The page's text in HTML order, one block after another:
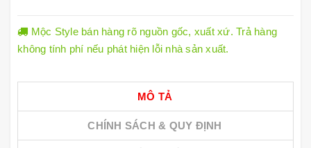
Mộc Style bán hàng rõ nguồn gốc, xuất xứ. Trả hàng
không tính phí nếu phát hiện lỗi nhà sản xuất.
MÔ TẢ
CHÍNH SÁCH & QUY ĐỊNH